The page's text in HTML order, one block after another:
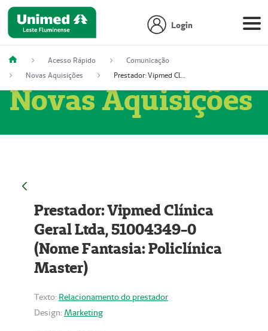
Login
Acesso Rápido
Comunicação
Novas Aquisições
Prestador: Vipmed Clínica Geral Ltda, 51004349-0 (Nome Fantasia: Policlínica Master)
Novas Aquisições
Prestador: Vipmed Clínica
Geral Ltda, 51004349-0
(Nome Fantasia: Policlínica
Master)
Texto: Relacionamento do prestador
Design: Marketing